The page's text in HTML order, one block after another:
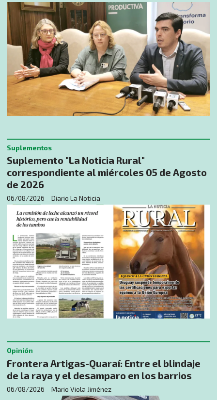
Suplemento "La Noticia Rural"
correspondiente al miércoles 05 de Agosto
de 2026
Diario La Noticia
Suplementos
06/08/2026
​Frontera Artigas-Quaraí: Entre el blindaje
de la raya y el desamparo en los barrios
Mario Viola Jiménez
Opinión
06/08/2026